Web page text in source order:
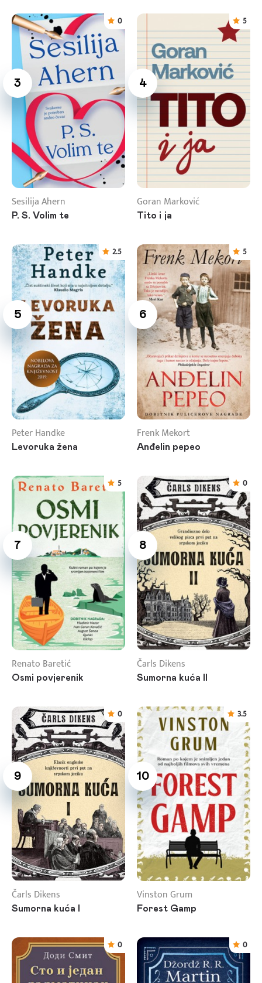
3
0
Sesilija Ahern
P. S. Volim te
4
5
Goran Marković
Tito i ja
5
2.5
Peter Handke
Levoruka žena
6
5
Frenk Mekort
Anđelin pepeo
7
5
Renato Baretić
Osmi povjerenik
8
0
Čarls Dikens
Sumorna kuća II
9
0
Čarls Dikens
Sumorna kuća I
10
3.5
Vinston Grum
Forest Gamp
0 0